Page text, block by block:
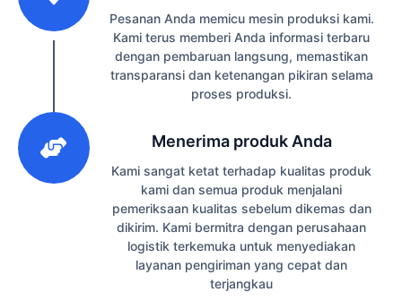
Pesanan Anda memicu mesin produksi kami.
Kami terus memberi Anda informasi terbaru
dengan pembaruan langsung, memastikan
transparansi dan ketenangan pikiran selama
proses produksi.
Menerima produk Anda
Kami sangat ketat terhadap kualitas produk
kami dan semua produk menjalani
pemeriksaan kualitas sebelum dikemas dan
dikirim. Kami bermitra dengan perusahaan
logistik terkemuka untuk menyediakan
layanan pengiriman yang cepat dan
terjangkau